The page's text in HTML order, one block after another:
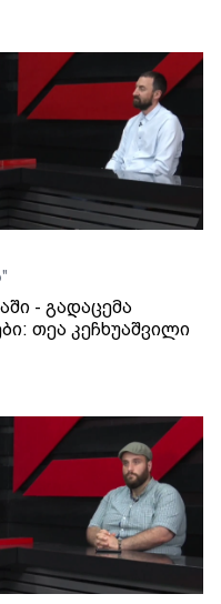
- გადაცემა
თეა კეჩხუაშვილი